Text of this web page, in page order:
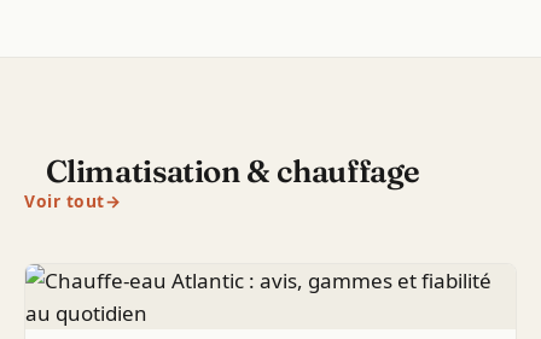
Climatisation & chauffage
Voir tout→